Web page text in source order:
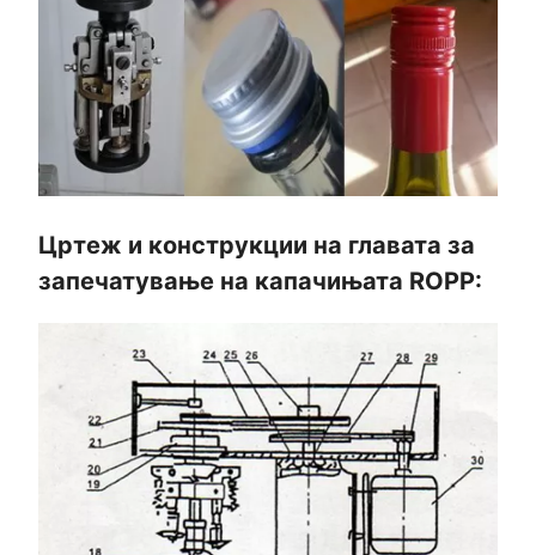
Цртеж и конструкции на главата за
запечатување на капачињата ROPP: